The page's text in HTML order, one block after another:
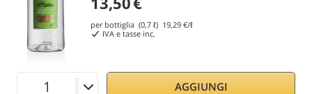
per bottiglia (0,7 ℓ) 19,29 €/ℓ
IVA e tasse inc.
AGGIUNGI